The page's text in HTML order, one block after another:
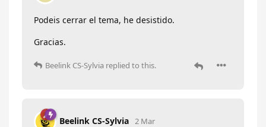
Podeis cerrar el tema, he desistido.
Gracias.
Beelink CS-Sylvia replied to this.
Beelink CS-Sylvia 2 Mar